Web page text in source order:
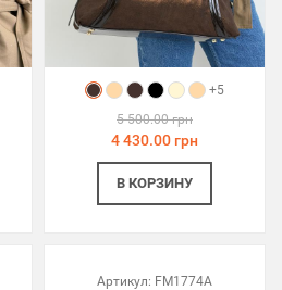
+5
5 500.00 грн
4 430.00 грн
В КОРЗИНУ
Артикул: FM1774A